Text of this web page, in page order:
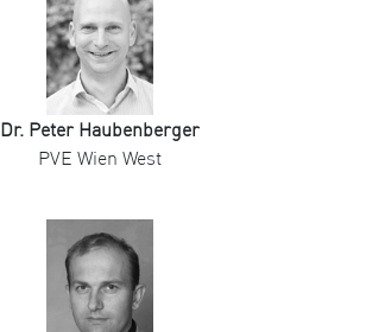
Dr. Peter Haubenberger
PVE Wien West